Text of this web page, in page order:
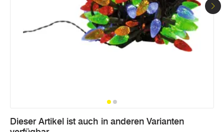
Dieser Artikel ist auch in anderen Varianten